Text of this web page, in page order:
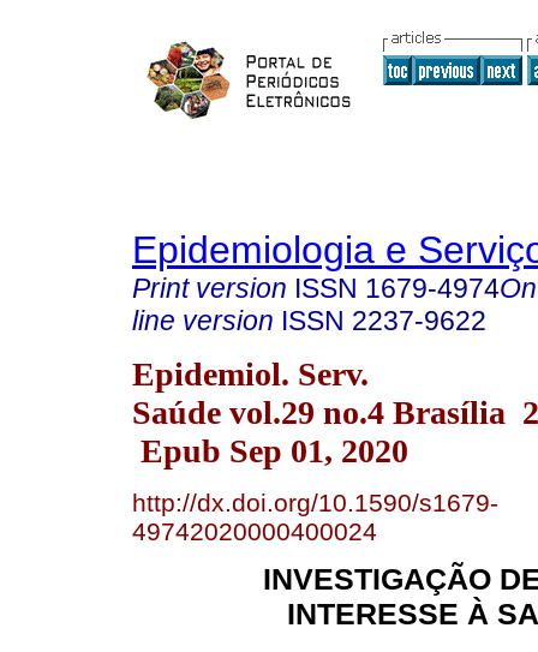
Epidemiologia e
Print version ISSN 1679-4974
line version ISSN 2237-9622
Epidemiol. Serv.
Saúde vol.29 no.4 Brasília
Epub Sep 01, 2020
http://dx.doi.org/10.1590/s1679-
49742020000400024
INVESTIGAÇÃO
INTERESSE À